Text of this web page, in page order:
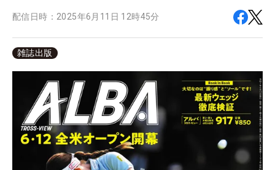
配信日時： 2025年6月11日 12時45分
雑誌出版